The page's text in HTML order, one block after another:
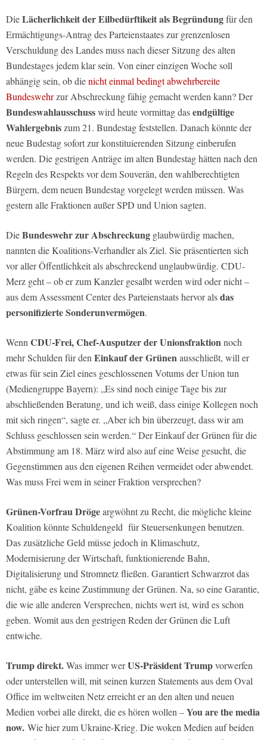
DieLächerlichkeit der Eilbedürftikeit als Begründungfür den
Ermächtigungs-Antrag des Parteienstaates zur grenzenlosen
Verschuldung des Landes muss nach dieser Sitzung des alten
Bundestages jedem klar sein. Von einer einzigen Woche soll
abhängig sein, ob dienicht einmal bedingt abwehrbereite
Bundeswehrzur Abschreckung fähig gemacht werden kann? Der
Bundeswahlausschusswird heute vormittag dasendgültige
Wahlergebniszum 21. Bundestag feststellen. Danach könnte der
neue Budestag sofort zur konstituierenden Sitzung einberufen
werden. Die gestrigen Anträge im alten Bundestag hätten nach den
Regeln des Respekts vor dem Souverän, den wahlberechtigten
Bürgern, dem neuen Bundestag vorgelegt werden müssen. Was
gestern alle Fraktionen außer SPD und Union sagten.
DieBundeswehr zur Abschreckung glaubwürdig machen,
nannten die Koalitions-Verhandler als Ziel. Sie präsentierten sich
vor aller Öffentlichkeit als abschreckend unglaubwürdig. CDU-
Merz geht – ob er zum Kanzler gesalbt werden wird oder nicht –
aus dem Assessment Center des Parteienstaats hervor alsdas
personifizierte Sonderunvermögen.
Wenn CDU-Frei, Chef-Ausputzer der Unionsfraktionnoch
mehr Schulden für den Einkauf der Grünenausschließt, will er
etwas für sein Ziel eines geschlossenen Votums der Union tun
(Mediengruppe Bayern): „Es sind noch einige Tage bis zur
abschließenden Beratung, und ich weiß, dass einige Kollegen noch
mit sich ringen“, sagte er. „Aber ich bin überzeugt, dass wir am
Schluss geschlossen sein werden.“ Der Einkauf der Grünen für die
Abstimmung am 18. März wird also auf eine Weise gesucht, die
Gegenstimmen aus den eigenen Reihen vermeidet oder abwendet.
Was muss Frei wem in seiner Fraktion versprechen?
Grünen-Vorfrau Drögeargwöhnt zu Recht, die mögliche kleine
Koalition könnte Schuldengeld für Steuersenkungen benutzen.
Das zusätzliche Geld müsse jedoch in Klimaschutz,
Modernisierung der Wirtschaft, funktionierende Bahn,
Digitalisierung und Stromnetz fließen. Garantiert Schwarzrot das
nicht, gäbe es keine Zustimmung der Grünen. Na, so eine Garantie,
die wie alle anderen Versprechen, nichts wert ist, wird es schon
geben. Womit aus den gestrigen Reden der Grünen die Luft
entwiche.
Trump direkt.Was immer werUS-Präsident Trumpvorwerfen
oder unterstellen will, mit seinen kurzen Statements aus dem Oval
Office im weltweiten Netz erreicht er an den alten und neuen
Medien vorbei alle direkt, die es hören wollen –You are the media
now. Wie hier zum Ukraine-Krieg. Die woken Medien auf beiden